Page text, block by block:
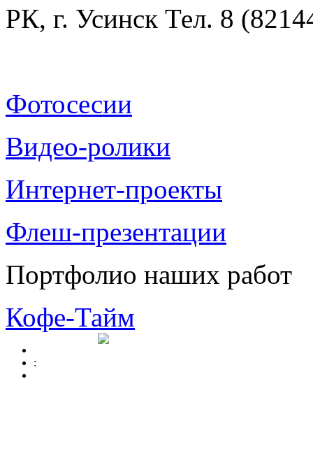
РК, г. Усинск Тел. 8
Фотосесии
Видео-ролики
Интернет-проекты
Флеш-презентации
Портфолио наших работ
Кофе-Тайм
: